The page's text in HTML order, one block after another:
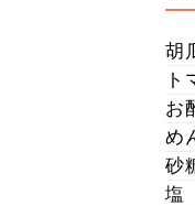
胡
ト
お
め
砂
塩